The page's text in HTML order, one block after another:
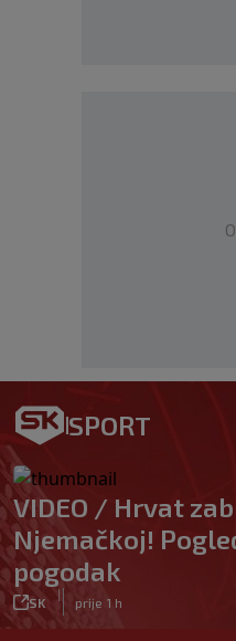
SPORT
VIDEO / Hrvat
Njemačkoj!
pogodak
SK
|
prije 1 h